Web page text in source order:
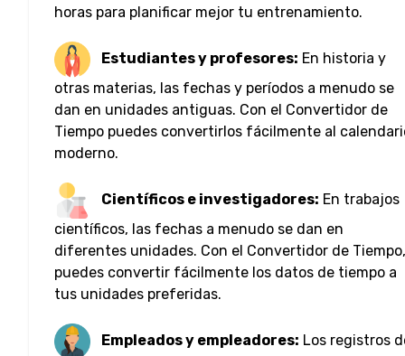
horas para planificar mejor tu entrenamiento.
Estudiantes y profesores: En historia y
otras materias, las fechas y períodos a menudo se
dan en unidades antiguas. Con el Convertidor de
Tiempo puedes convertirlos fácilmente al
moderno.
Científicos e investigadores: En trabajos
científicos, las fechas a menudo se dan en
diferentes unidades. Con el Convertidor de Tiempo,
puedes convertir fácilmente los datos de tiempo a
tus unidades preferidas.
Empleados y empleadores: Los registros